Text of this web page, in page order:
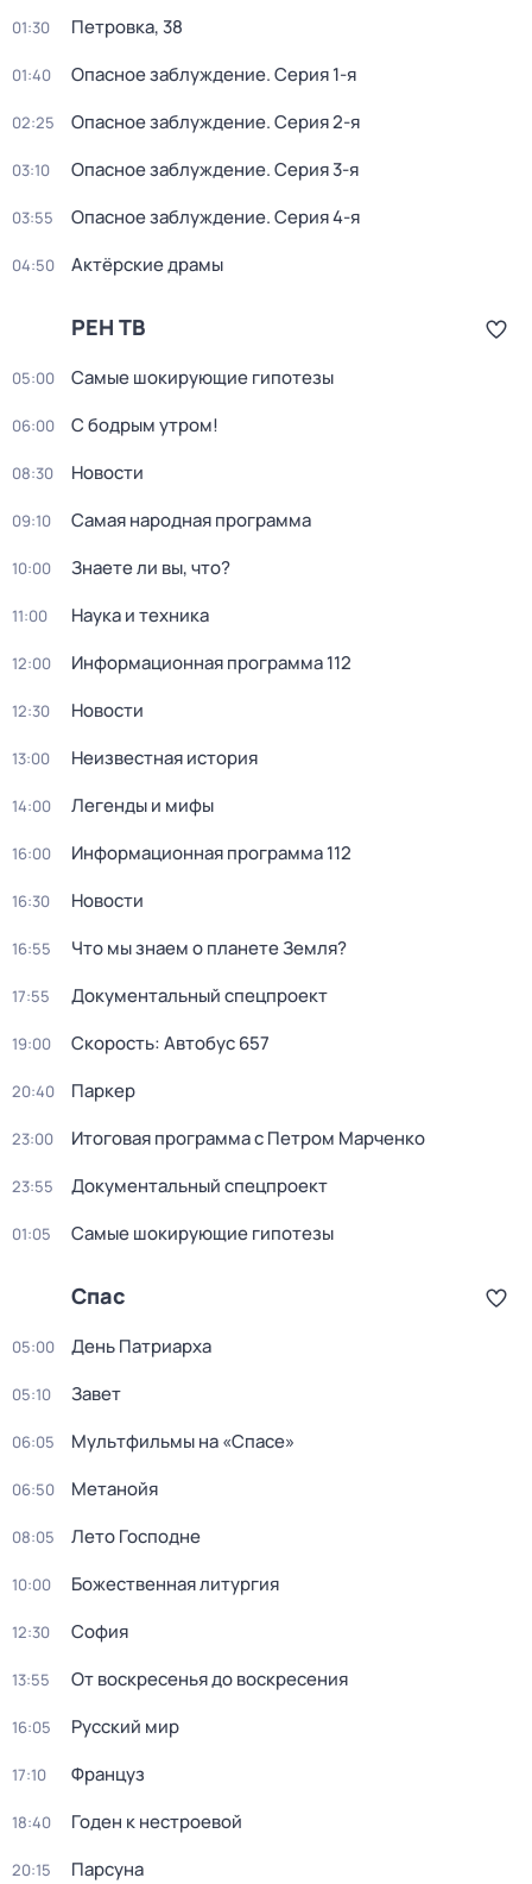
01:30 Петровка, 38
01:40 Опасное заблуждение. Серия 1-я
02:25 Опасное заблуждение. Серия 2-я
03:10 Опасное заблуждение. Серия 3-я
03:55 Опасное заблуждение. Серия 4-я
04:50 Актёрские драмы
РЕН ТВ
05:00 Самые шoкиpующие гипотезы
06:00 С бодрым утром!
08:30 Новости
09:10 Самая народная программа
10:00 Знаете ли вы, что?
11:00 Hаука и теxника
12:00 Информационная программа 112
12:30 Новости
13:00 Неизвестная история
14:00 Легенды и мифы
16:00 Информационная программа 112
16:30 Новости
16:55 Что мы знаем о планете Земля?
17:55 Документальный спецпроект
19:00 Скорость: Автобус 657
20:40 Пapкер
23:00 Итоговая программа с Петром Марченко
23:55 Документальный спецпроект
01:05 Самые шoкиpующие гипотезы
Спас
05:00 День Патриарха
05:10 Завет
06:05 Мультфильмы на «Спасе»
06:50 Метанойя
08:05 Лето Господне
10:00 Божественная литургия
12:30 София
13:55 От воскресенья до воскресения
16:05 Русский мир
17:10 Француз
18:40 Годен к нестроевой
20:15 Парсуна